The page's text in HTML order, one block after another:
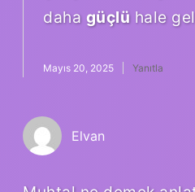
daha güçlühale
Mayıs 20, 2025 Yanıtla
Elvan